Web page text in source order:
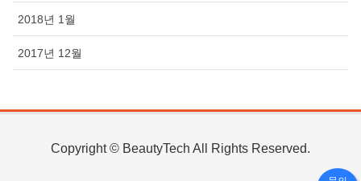
2018년 1월
2017년 12월
Copyright © BeautyTech All Rights Reserved.